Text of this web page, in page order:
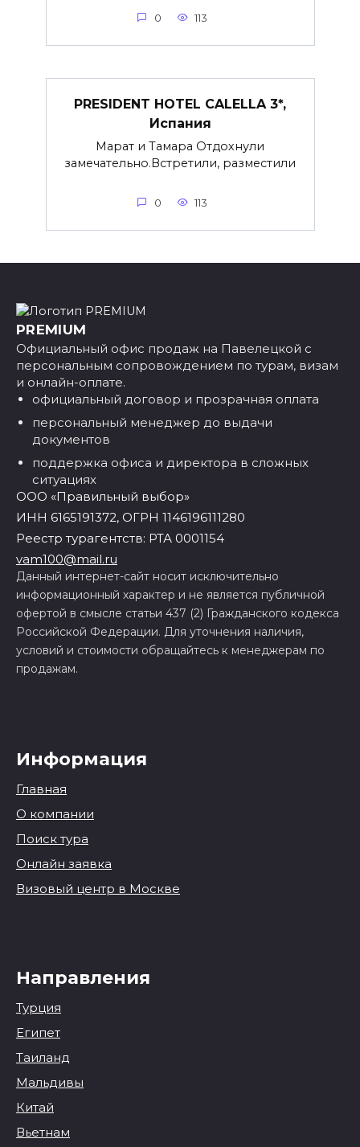
0 113
PRESIDENT HOTEL CALELLA 3*,
Испания
Марат и Тамара Отдохнули
замечательно.Встретили, разместили
0 113
PREMIUM
Официальный офис продаж на Павелецкой с
персональным сопровождением по турам, визам
и онлайн-оплате.
официальный договор и прозрачная оплата
персональный менеджер до выдачи
документов
поддержка офиса и директора в сложных
ситуациях
ООО «Правильный выбор»
ИНН 6165191372, ОГРН 1146196111280
Реестр турагентств: РТА 0001154
vam100@mail.ru
Данный интернет-сайт носит исключительно
информационный характер и не является публичной
офертой в смысле статьи 437 (2) Гражданского кодекса
Российской Федерации. Для уточнения наличия,
условий и стоимости обращайтесь к менеджерам по
продажам.
Информация
Главная
О компании
Поиск тура
Онлайн заявка
Визовый центр в Москве
Направления
Турция
Египет
Таиланд
Мальдивы
Китай
Вьетнам